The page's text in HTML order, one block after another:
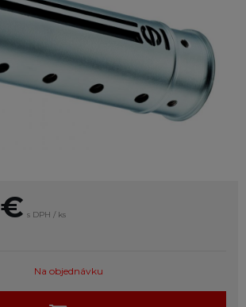
€ s DPH / ks
Na objednávku